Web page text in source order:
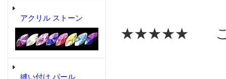
アクリル ストーン
縫い付け パール
★★★★★ こ